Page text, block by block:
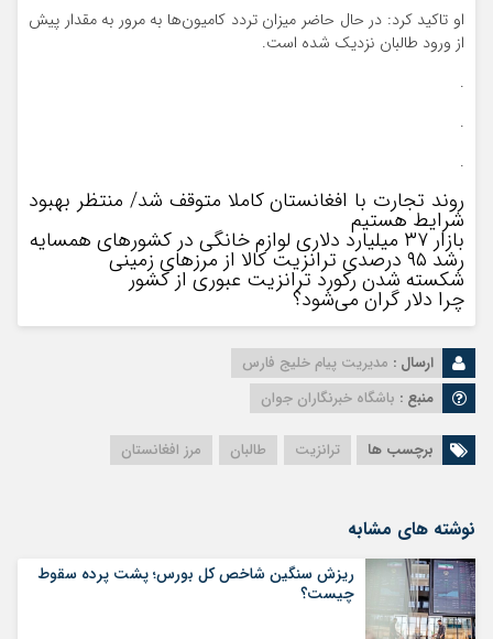
او تاکید کرد: در حال حاضر میزان تردد کامیون‌ها به مرور به مقدار پیش
از ورود طالبان نزدیک شده است.
.
.
.
روند تجارت با افغانستان کاملا متوقف شد/ منتظر بهبود
شرایط هستیم
بازار ۳۷ میلیارد دلاری لوازم خانگی در کشورهای همسایه
رشد ۹۵ درصدی ترانزیت کالا از مرزهای زمینی
شکسته شدن رکورد ترانزیت عبوری از کشور
چرا دلار گران می‌شود؟
ارسال : مدیریت پیام خلیج فارس
منبع : باشگاه خبرنگاران جوان
برچسب ها ترانزیت طالبان مرز افغانستان
نوشته های مشابه
ریزش سنگین شاخص کل بورس؛ پشت پرده سقوط
چیست؟